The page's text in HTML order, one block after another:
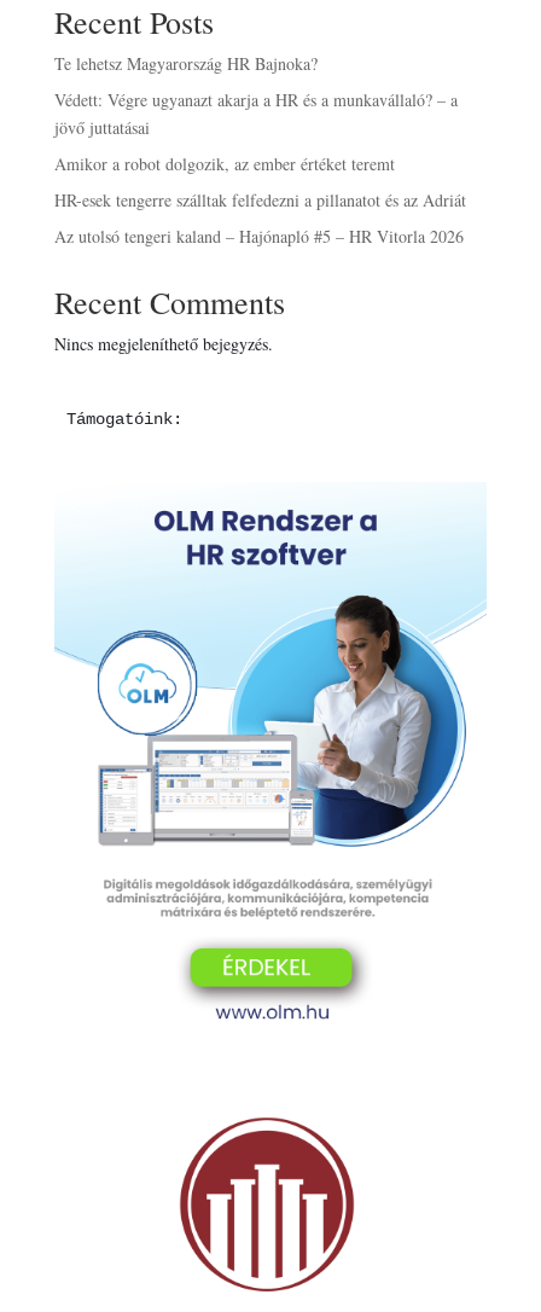
Recent Posts
Te lehetsz Magyarország HR Bajnoka?
Védett: Végre ugyanazt akarja a HR és a munkavállaló? – a
jövő juttatásai
Amikor a robot dolgozik, az ember értéket teremt
HR-esek tengerre szálltak felfedezni a pillanatot és az Adriát
Az utolsó tengeri kaland – Hajónapló #5 – HR Vitorla 2026
Recent Comments
Nincs megjeleníthető bejegyzés.
Támogatóink: